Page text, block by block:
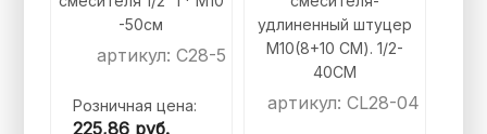
-50см
артикул: C28-5
Розничная цена:
225,86 руб.
удлиненный штуцер
М10(8+10 СМ). 1/2-
40СМ
артикул: CL28-04